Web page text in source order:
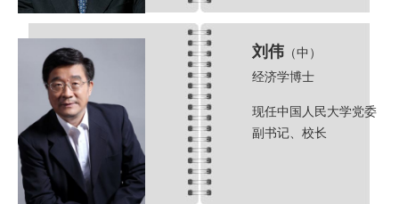
刘伟 （中）
经济学博士
现任中国人民大学党委
副书记、校长